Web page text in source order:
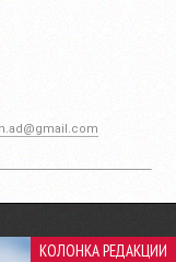
КОЛОНКА РЕДАКЦИИ